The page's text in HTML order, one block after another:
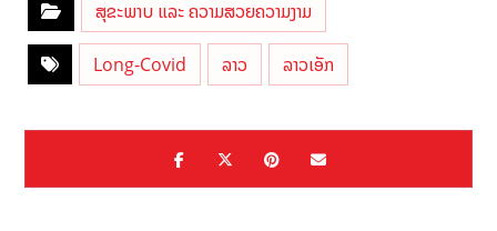
ສຸຂະພາບ ແລະ ຄວາມສວຍຄວາມງາມ
Long-Covid ລາວ ລາວເອັກ